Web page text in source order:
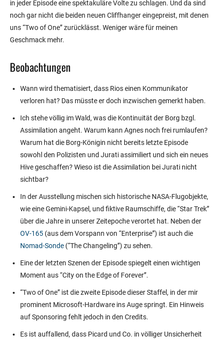
in jeder Episode eine spektakuläre Volte zu schlagen. Und da sind
noch gar nicht die beiden neuen Cliffhanger eingepreist, mit denen
uns “Two of One” zurücklässt. Weniger wäre für meinen
Geschmack mehr.
Beobachtungen
Wann wird thematisiert, dass Rios einen Kommunikator
verloren hat? Das müsste er doch inzwischen gemerkt haben.
Ich stehe völlig im Wald, was die Kontinuität der Borg bzgl.
Assimilation angeht. Warum kann Agnes noch frei rumlaufen?
Warum hat die Borg-Königin nicht bereits letzte Episode
sowohl den Polizisten und Jurati assimiliert und sich ein neues
Hive geschaffen? Wieso ist die Assimilation bei Jurati nicht
sichtbar?
In der Ausstellung mischen sich historische NASA-Flugobjekte,
wie eine Gemini-Kapsel, und fiktive Raumschiffe, die “Star Trek”
über die Jahre in unserer Zeitepoche verortet hat. Neben der
OV-165 (aus dem Vorspann von “Enterprise”) ist auch die
Nomad-Sonde (“The Changeling”) zu sehen.
Eine der letzten Szenen der Episode spiegelt einen wichtigen
Moment aus “City on the Edge of Forever”.
“Two of One” ist die zweite Episode dieser Staffel, in der mir
prominent Microsoft-Hardware ins Auge springt. Ein Hinweis
auf Sponsoring fehlt jedoch in den Credits.
Es ist auffallend, dass Picard und Co. in völliger Unsicherheit